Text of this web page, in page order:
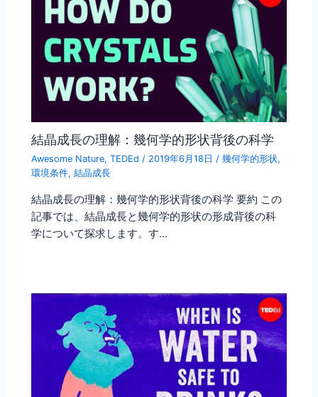
結晶成長の理解：幾何学的形状背後の科学
Awesome Nature,TEDEd / 2019年6月18日 /幾何学的形状,
環境条件,結晶成長
結晶成長の理解：幾何学的形状背後の科学 要約 この
記事では、結晶成長と幾何学的形状の形成背後の科
学について探求します。す…